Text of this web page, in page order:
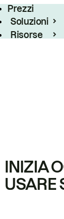
Prezzi
Soluzioni
Risorse
INIZIA
USARE